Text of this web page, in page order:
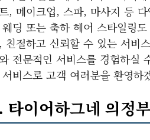
, 메이크업, 스파, 마사지 등
딩 또는 축하 헤어 스타일링
친절하고 신뢰할 수 있는 서비
전문적인 서비스를 경험하실
비스로 고객 여러분을 환영하
타이어하그네 의정